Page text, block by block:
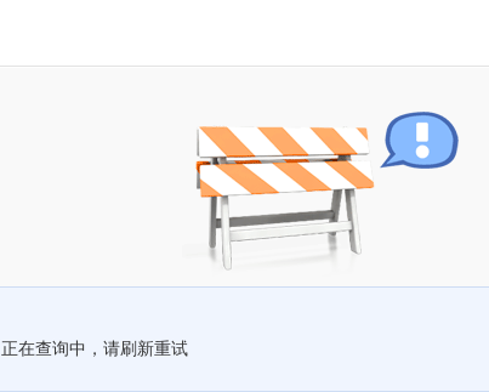
正在查询中，请刷新重试